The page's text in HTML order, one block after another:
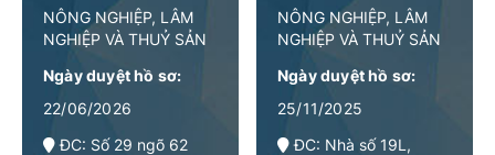
NÔNG NGHIỆP, LÂM
NGHIỆP VÀ THUỶ SẢN
Ngày duyệt hồ sơ:
22/06/2026
ĐC: Số 29 ngõ 62
NÔNG NGHIỆP, LÂM
NGHIỆP VÀ THUỶ SẢN
Ngày duyệt hồ sơ:
25/11/2025
ĐC: Nhà số 19L,